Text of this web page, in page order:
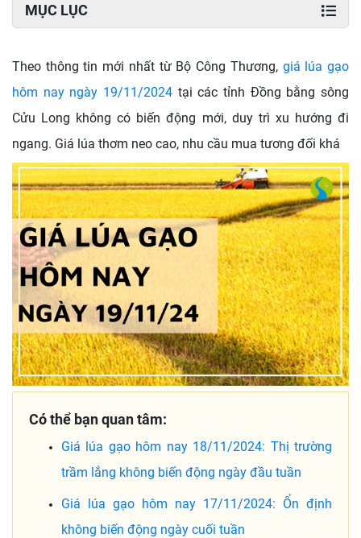
MỤC LỤC
Theo thông tin mới nhất từ Bộ Công Thương, giá lúa gạo
hôm nay ngày 19/11/2024 tại các tỉnh Đồng bằng sông
Cửu Long không có biến động mới, duy trì xu hướng đi
ngang. Giá lúa thơm neo cao, nhu cầu mua tương đối khá
Có thể bạn quan tâm:
Giá lúa gạo hôm nay 18/11/2024: Thị trường
trầm lắng không biến động ngày đầu tuần
Giá lúa gạo hôm nay 17/11/2024: Ổn định
không biến động ngày cuối tuần